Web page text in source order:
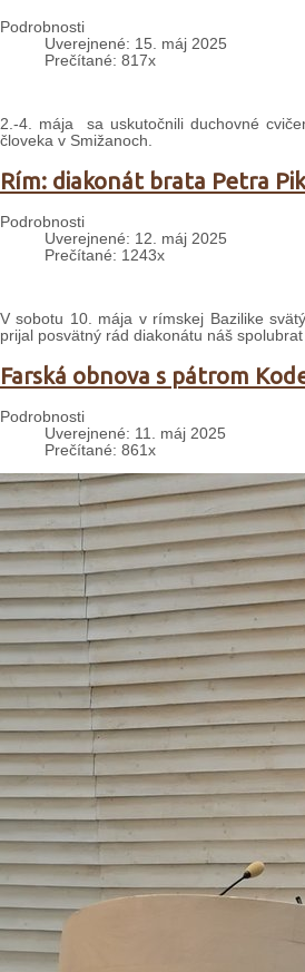
Podrobnosti
Uverejnené: 15. máj 2025
Prečítané: 817x
2.-4. mája sa uskutočnili duchovné
človeka v Smižanoch.
Rím: diakonát brata Petra
Podrobnosti
Uverejnené: 12. máj 2025
Prečítané: 1243x
V sobotu 10. mája v rímskej Bazilike
prijal posvätný rád diakonátu náš spolubrat
Farská obnova s pátrom
Podrobnosti
Uverejnené: 11. máj 2025
Prečítané: 861x